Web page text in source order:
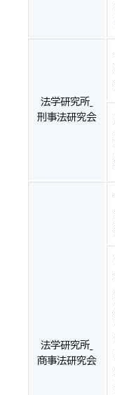
法学研究所_
刑事法研究会
法学研究所_
商事法研究会